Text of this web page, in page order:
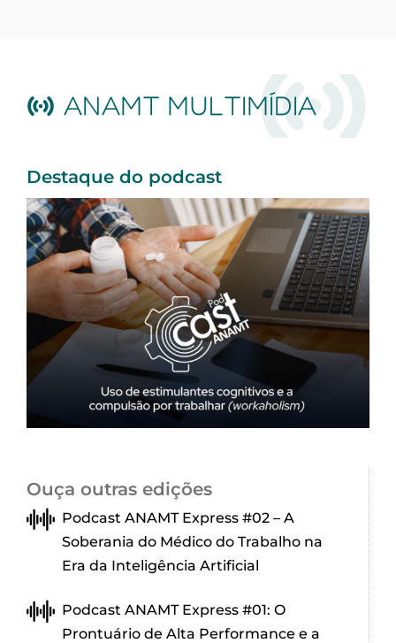
ANAMT MULTIMÍDIA
Destaque do podcast
Ouça outras edições
Podcast ANAMT Express #02 – A
Soberania do Médico do Trabalho na
Era da Inteligência Artificial
Podcast ANAMT Express #01: O
Prontuário de Alta Performance e a